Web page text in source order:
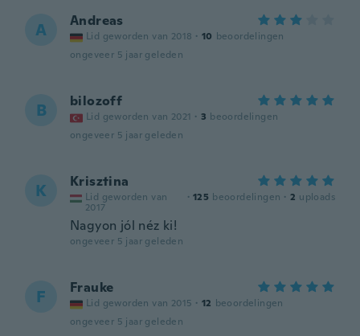
A Andreas
Lid geworden van 2018 · 10 beoordelingen
ongeveer 5 jaar geleden
B bilozoff
Lid geworden van 2021 · 3 beoordelingen
ongeveer 5 jaar geleden
K Krisztina
Lid geworden van
2017
· 125 beoordelingen · 2 uploads
Nagyon jól néz ki!
ongeveer 5 jaar geleden
F Frauke
Lid geworden van 2015 · 12 beoordelingen
ongeveer 5 jaar geleden